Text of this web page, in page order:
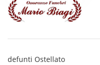
defunti Ostellato